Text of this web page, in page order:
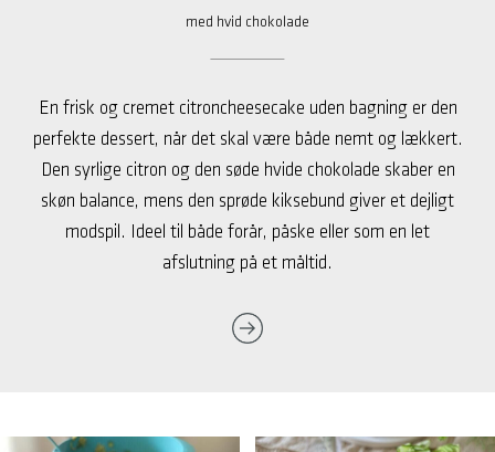
med hvid chokolade
En frisk og cremet citroncheesecake uden bagning er den
perfekte dessert, når det skal være både nemt og lækkert.
Den syrlige citron og den søde hvide chokolade skaber en
skøn balance, mens den sprøde kiksebund giver et dejligt
modspil. Ideel til både forår, påske eller som en let
afslutning på et måltid.